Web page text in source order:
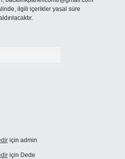
ilgili içerikler yasal süre
için admin
için Dede